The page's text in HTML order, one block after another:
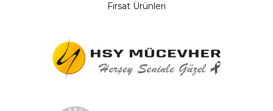
Fırsat Ürünleri